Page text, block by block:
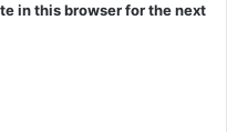
in this browser for the next